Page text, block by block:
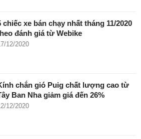
chiếc xe bán chạy nhất tháng 11/2020
đánh giá từ Webike
12/2020
chắn gió Puig chất lượng cao từ
Ban Nha giảm giá đến 26%
12/2020